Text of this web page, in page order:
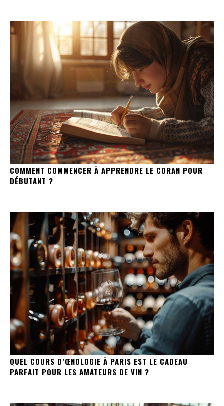
COMMENT COMMENCER À APPRENDRE LE CORAN POUR
DÉBUTANT ?
QUEL COURS D’ŒNOLOGIE À PARIS EST LE CADEAU
PARFAIT POUR LES AMATEURS DE VIN ?